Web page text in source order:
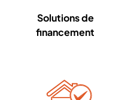
Solutions de
financement